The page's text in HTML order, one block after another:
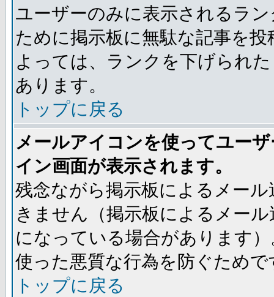
ユーザーのみに表示されるラ
ために掲示板に無駄な記事を
よっては、ランクを下げられ
あります。
トップに戻る
メールアイコンを使ってユー
イン画面が表示されます。
残念ながら掲示板によるメー
きません（掲示板によるメー
になっている場合があります
使った悪質な行為を防ぐためで
トップに戻る